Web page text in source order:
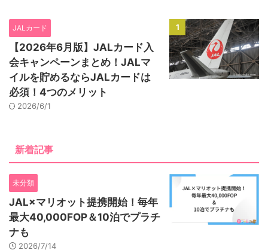
1
JALカード
【2026年6月版】JALカード入
会キャンペーンまとめ！JALマ
イルを貯めるならJALカードは
必須！4つのメリット
2026/6/1
新着記事
未分類
JAL×マリオット提携開始！毎年
最大40,000FOP＆10泊でプラチ
ナも
2026/7/14